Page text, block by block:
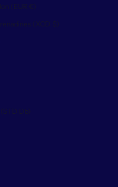
Saint-Pierre-et-Miquelon (EUR €)
Saint-Vincent-et-les Grenadines (XCD $)
Sao Tomé-et-Principe (STD Db)